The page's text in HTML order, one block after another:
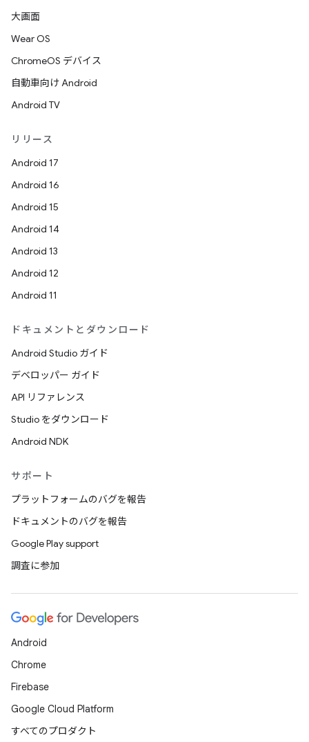
大画面
Wear OS
ChromeOS デバイス
自動車向け Android
Android TV
リリース
Android 17
Android 16
Android 15
Android 14
Android 13
Android 12
Android 11
ドキュメントとダウンロード
Android Studio ガイド
デベロッパー ガイド
API リファレンス
Studio をダウンロード
Android NDK
サポート
プラットフォームのバグを報告
ドキュメントのバグを報告
Google Play support
調査に参加
Android
Chrome
Firebase
Google Cloud Platform
すべてのプロダクト